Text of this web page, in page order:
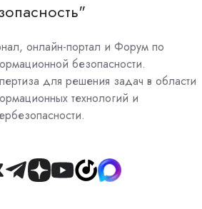
онлайн-портал и Форум по
безопасности.
для решения задач в области
технологий и
Join